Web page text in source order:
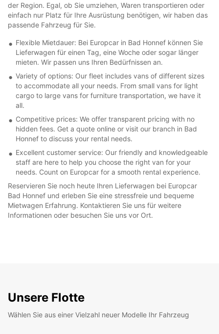
der Region. Egal, ob Sie umziehen, Waren transportieren oder
einfach nur Platz für Ihre Ausrüstung benötigen, wir haben das
passende Fahrzeug für Sie.
Flexible Mietdauer: Bei Europcar in Bad Honnef können Sie
Lieferwagen für einen Tag, eine Woche oder sogar länger
mieten. Wir passen uns Ihren Bedürfnissen an.
Variety of options: Our fleet includes vans of different sizes
to accommodate all your needs. From small vans for light
cargo to large vans for furniture transportation, we have it
all.
Competitive prices: We offer transparent pricing with no
hidden fees. Get a quote online or visit our branch in Bad
Honnef to discuss your rental needs.
Excellent customer service: Our friendly and knowledgeable
staff are here to help you choose the right van for your
needs. Count on Europcar for a smooth rental experience.
Reservieren Sie noch heute Ihren Lieferwagen bei Europcar
Bad Honnef und erleben Sie eine stressfreie und bequeme
Mietwagen Erfahrung. Kontaktieren Sie uns für weitere
Informationen oder besuchen Sie uns vor Ort.
Unsere Flotte
Wählen Sie aus einer Vielzahl neuer Modelle Ihr Fahrzeug